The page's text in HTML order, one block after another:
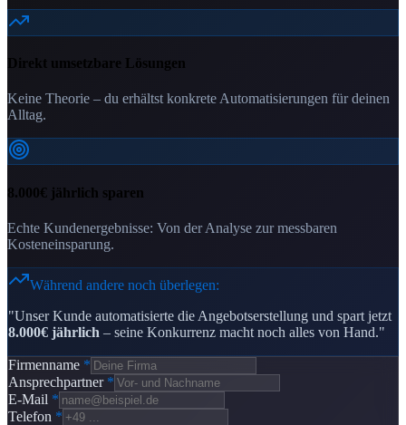
Direkt umsetzbare Lösungen
Keine Theorie – du erhältst konkrete Automatisierungen für deinen
Alltag.
8.000€ jährlich sparen
Echte Kundenergebnisse: Von der Analyse zur messbaren
Kosteneinsparung.
Während andere noch überlegen:
"Unser Kunde automatisierte die Angebotserstellung und spart jetzt
8.000€ jährlich – seine Konkurrenz macht noch alles von Hand."
Firmenname *
Ansprechpartner *
E-Mail *
Telefon *